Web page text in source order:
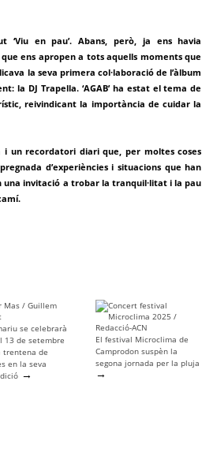
en pau’. Abans, però, ja ens havia
ens apropen a tots aquells moments que
la seva primera col·laboració de l’àlbum
la DJ Trapella. ‘AGAB’ ha estat el tema de
reivindicant la importància de cuidar la
i un recordatori diari que, per moltes coses
d’experiències i situacions que han
una invitació a trobar la tranquil·litat i la pau
se celebrarà
13 de setembre
trentena de
en la seva
→
El festival Microclima de
Camprodon suspèn la
segona jornada per la pluja
→